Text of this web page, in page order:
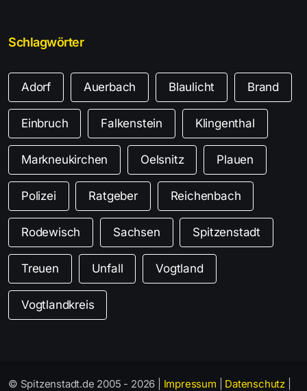
Schlagwörter
Adorf Auerbach Blaulicht Brand
Einbruch Falkenstein Klingenthal
Markneukirchen Oelsnitz Plauen
Polizei Ratgeber Reichenbach
Rodewisch Sachsen Spitzenstadt
Treuen Unfall Vogtland
Vogtlandkreis
© Spitzenstadt.de 2005 - 2026 | Impressum Datenschutz